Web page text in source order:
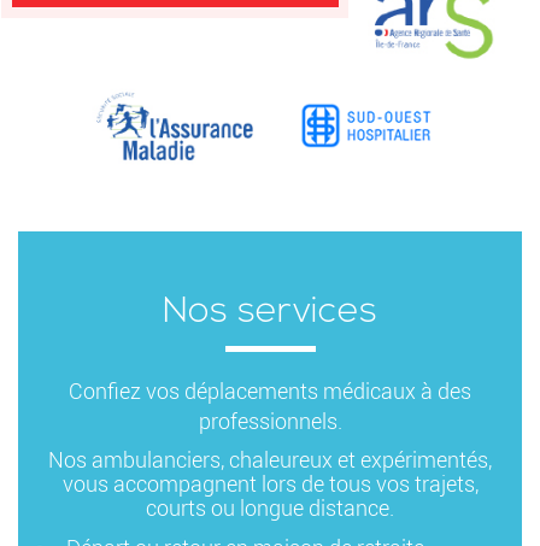
Nos services
Confiez vos déplacements médicaux à des
professionnels.
Nos ambulanciers, chaleureux et expérimentés,
vous accompagnent lors de tous vos trajets,
courts ou longue distance.